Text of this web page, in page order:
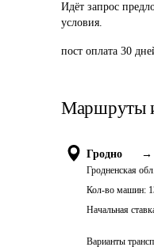
Идёт запрос
условия.
пост оплата 30
Маршруты
Гродно →
Гродненская обл.
Кол-во машин:
Начальная
Варианты